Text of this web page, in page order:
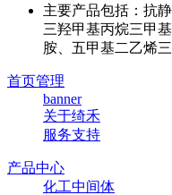
主要产品包括：抗
三羟甲基丙烷三甲
胺、五甲基二乙烯
首页管理
banner
关于绮禾
服务支持
产品中心
化工中间体